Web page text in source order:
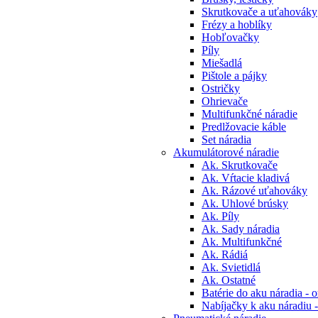
Skrutkovače a uťahováky
Frézy a hoblíky
Hobľovačky
Píly
Miešadlá
Pištole a pájky
Ostričky
Ohrievače
Multifunkčné náradie
Predlžovacie káble
Set náradia
Akumulátorové náradie
Ak. Skrutkovače
Ak. Vŕtacie kladivá
Ak. Rázové uťahováky
Ak. Uhlové brúsky
Ak. Píly
Ak. Sady náradia
Ak. Multifunkčné
Ak. Rádiá
Ak. Svietidlá
Ak. Ostatné
Batérie do aku náradia -
Nabíjačky k aku náradiu